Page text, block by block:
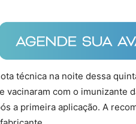
técnica na noite dessa
com o imunizante
a primeira aplicação. A